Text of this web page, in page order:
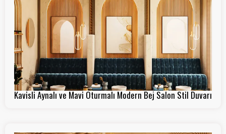
Kavisli Aynalı ve Mavi Oturmalı Modern Bej Salon Stil Duvarı